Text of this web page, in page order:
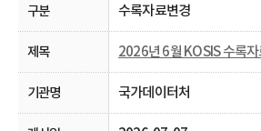
수록자료변경
국가데이터처